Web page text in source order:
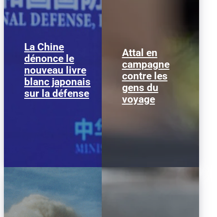
La Chine
dénonce le
nouveau livre
blanc japonais
sur la défense
Chen Xi, porte parole du
ministère chinois de la
Défense, lors du
conférence de presse.
(Photo:...
Attal en
campagne
contre les
gens du
voyage
Gabriel Attal lors de sa
tournée antitzigane le 4
août en Vendée. (Photo:
Tom PHAM VAN SUU /...